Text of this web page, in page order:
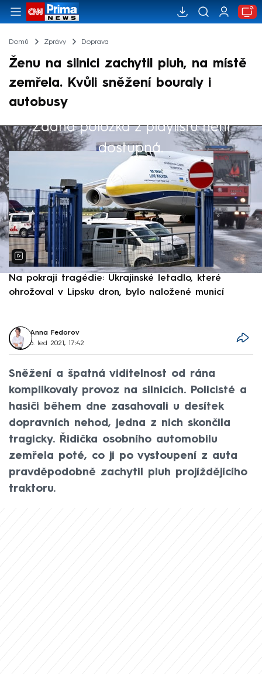
Domů Zprávy Doprava
Ženu na silnici zachytil pluh, na místě
zemřela. Kvůli sněžení bouraly i
autobusy
Žádná položka z playlistu není
dostupná.
Výběr redakce
Na pokraji tragédie: Ukrajinské letadlo, které
ohrožoval v Lipsku dron, bylo naložené municí
Anna Fedorov
6. led 2021, 17:42
Sněžení a špatná viditelnost od rána
komplikovaly provoz na silnicích. Policisté a
hasiči během dne zasahovali u desítek
dopravních nehod, jedna z nich skončila
tragicky. Řidička osobního automobilu
zemřela poté, co ji po vystoupení z auta
pravděpodobně zachytil pluh projíždějícího
traktoru.